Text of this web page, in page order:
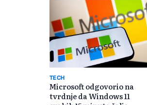
TECH
Microsoft odgovorio na
tvrdnje da Windows 11